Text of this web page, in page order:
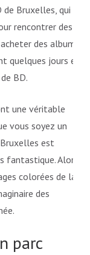
Bruxelles, qui a
rencontrer des
des albums
quelques jours et
BD.
une véritable
vous soyez un
est
fantastique. Alors,
colorées de la
des
parc